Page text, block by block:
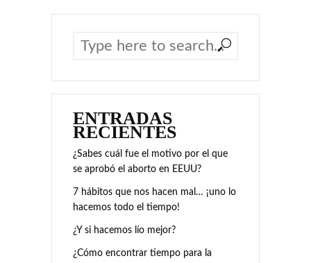
ENTRADAS
RECIENTES
¿Sabes cuál fue el motivo por el que
se aprobó el aborto en EEUU?
7 hábitos que nos hacen mal… ¡uno lo
hacemos todo el tiempo!
¿Y si hacemos lío mejor?
¿Cómo encontrar tiempo para la